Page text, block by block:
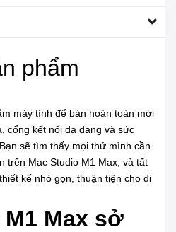
phẩm
máy tính để bàn hoàn toàn mới
cổng kết nối đa dạng và sức
sẽ tìm thấy mọi thứ mình cần
trên Mac Studio M1 Max, và tất
kế nhỏ gọn, thuận tiện cho di
Max sở